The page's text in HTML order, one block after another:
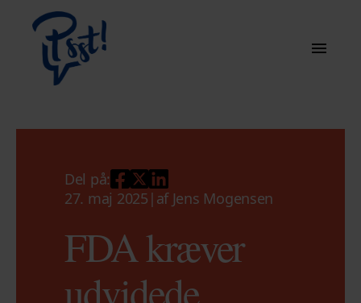
27. maj 2025 | af Jens Mogensen
Del på:
FDA kræver
udvidede